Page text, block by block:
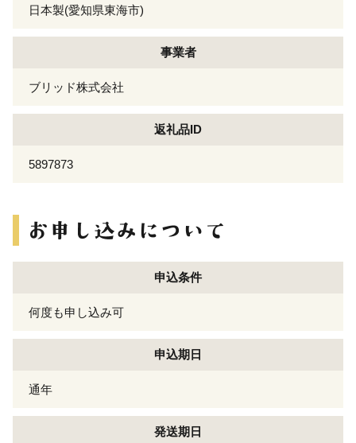
日本製(愛知県東海市)
事業者
ブリッド株式会社
返礼品ID
5897873
申込条件
何度も申し込み可
申込期日
通年
発送期日